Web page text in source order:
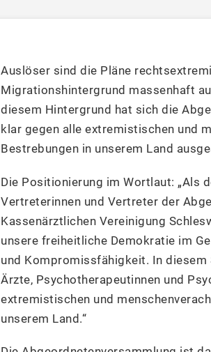
Auslöser sind die Pläne
Migrationshintergrund massenhaft
diesem Hintergrund hat sich die
klar gegen alle extremistischen und
Bestrebungen in unserem Land
Die Positionierung im Wortlaut: „Als
Vertreterinnen und Vertreter der
Kassenärztlichen Vereinigung
unsere freiheitliche Demokratie im
und Kompromissfähigkeit. In diesem
Ärzte, Psychotherapeutinnen und
extremistischen und
unserem Land.“